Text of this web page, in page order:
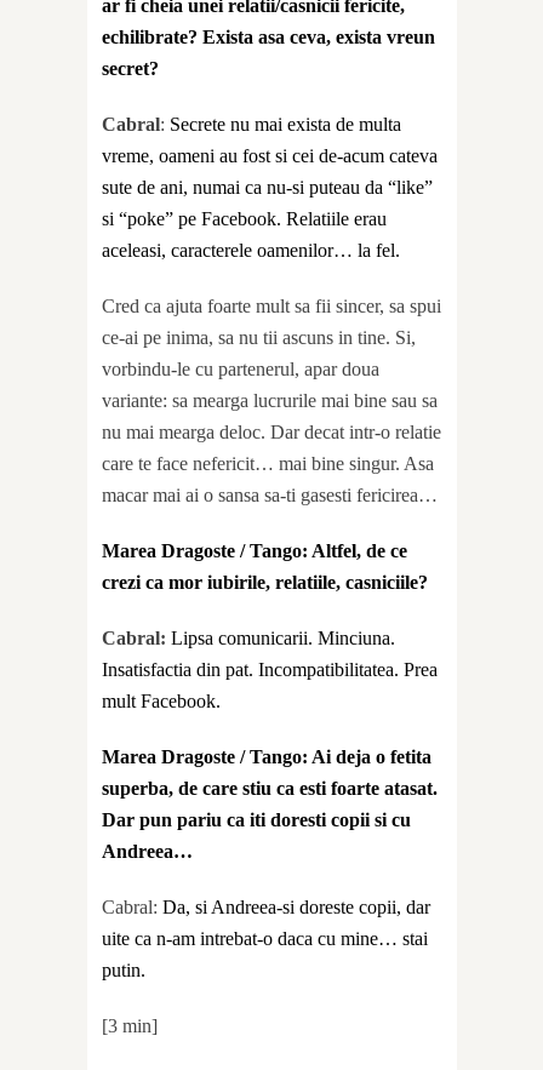
ar fi cheia unei relatii/casnicii fericite,
echilibrate? Exista asa ceva, exista vreun
secret?
Cabral: Secrete nu mai exista de multa
vreme, oameni au fost si cei de-acum cateva
sute de ani, numai ca nu-si puteau da “like”
si “poke” pe Facebook. Relatiile erau
aceleasi, caracterele oamenilor… la fel.
Cred ca ajuta foarte mult sa fii sincer, sa spui
ce-ai pe inima, sa nu tii ascuns in tine. Si,
vorbindu-le cu partenerul, apar doua
variante: sa mearga lucrurile mai bine sau sa
nu mai mearga deloc. Dar decat intr-o relatie
care te face nefericit… mai bine singur. Asa
macar mai ai o sansa sa-ti gasesti fericirea…
Marea Dragoste / Tango: Altfel, de ce
crezi ca mor iubirile, relatiile, casniciile?
Cabral: Lipsa comunicarii. Minciuna.
Insatisfactia din pat. Incompatibilitatea. Prea
mult Facebook.
Marea Dragoste / Tango: Ai deja o fetita
superba, de care stiu ca esti foarte atasat.
Dar pun pariu ca iti doresti copii si cu
Andreea…
Cabral: Da, si Andreea-si doreste copii, dar
uite ca n-am intrebat-o daca cu mine… stai
putin.
[3 min]